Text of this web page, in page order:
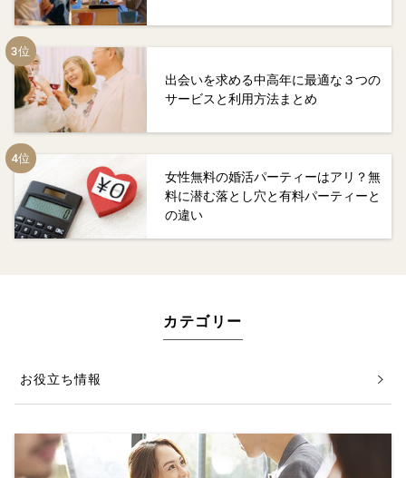
出会いを求める中高年に最適な３つの
サービスと利用方法まとめ
女性無料の婚活パーティーはアリ？無
料に潜む落とし穴と有料パーティーと
の違い
カテゴリー
お役立ち情報